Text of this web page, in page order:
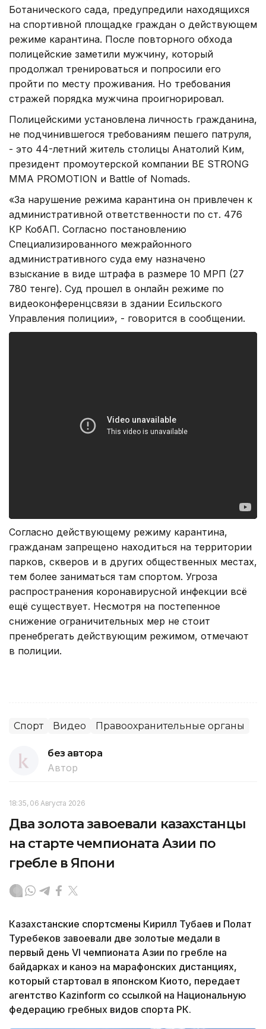
Ботанического сада, предупредили находящихся
на спортивной площадке граждан о действующем
режиме карантина. После повторного обхода
полицейские заметили мужчину, который
продолжал тренироваться и попросили его
пройти по месту проживания. Но требования
стражей порядка мужчина проигнорировал.
Полицейскими установлена личность гражданина,
не подчинившегося требованиям пешего патруля,
- это 44-летний житель столицы Анатолий Ким,
президент промоутерской компании BE STRONG
MMA PROMOTION и Battle of Nomads.
«За нарушение режима карантина он привлечен к
административной ответственности по ст. 476
КР КобАП. Согласно постановлению
Специализированного межрайонного
административного суда ему назначено
взыскание в виде штрафа в размере 10 МРП (27
780 тенге). Суд прошел в онлайн режиме по
видеоконференцсвязи в здании Есильского
Управления полиции», - говорится в сообщении.
Согласно действующему режиму карантина,
гражданам запрещено находиться на территории
парков, скверов и в других общественных местах,
тем более заниматься там спортом. Угроза
распространения коронавирусной инфекции всё
ещё существует. Несмотря на постепенное
снижение ограничительных мер не стоит
пренебрегать действующим режимом, отмечают
в полиции.
Спорт Видео Правоохранительные органы
без автора
Автор
18:35, 06 Августа 2026
Два золота завоевали казахстанцы
на старте чемпионата Азии по
гребле в Япони
Казахстанские спортсмены Кирилл Тубаев и Полат
Туребеков завоевали две золотые медали в
первый день VI чемпионата Азии по гребле на
байдарках и каноэ на марафонских дистанциях,
который стартовал в японском Киото, передает
агентство Kazinform со ссылкой на Национальную
федерацию гребных видов спорта РК.